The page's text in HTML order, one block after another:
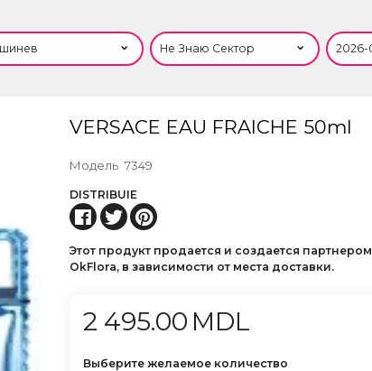
VERSACE EAU FRAICHE 50ml
Модель 7349
DISTRIBUIE
Этот продукт продается и создается партнером
OkFlora, в зависимости от места доставки.
2 495.00 MDL
Выберите желаемое количество